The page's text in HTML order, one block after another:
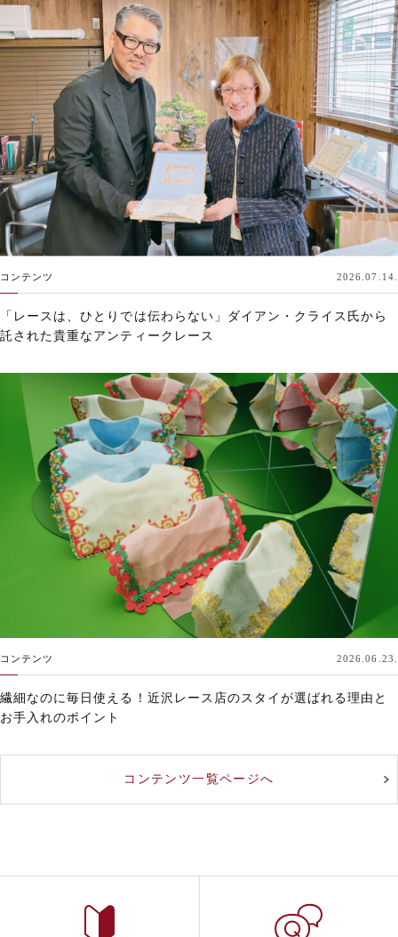
コンテンツ 2026.07.14.
「レースは、ひとりでは伝わらない」ダイアン・クライス氏から
託された貴重なアンティークレース
コンテンツ 2026.06.23.
繊細なのに毎日使える！近沢レース店のスタイが選ばれる理由と
お手入れのポイント
コンテンツ一覧ページへ